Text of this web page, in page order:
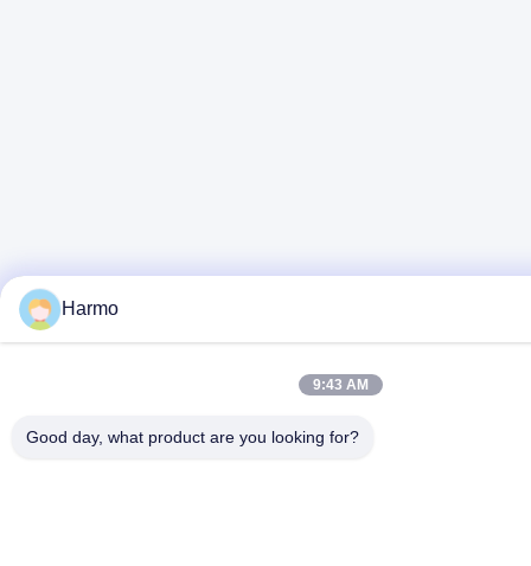
Harmo
9:43 AM
Good day, what product are you looking for?